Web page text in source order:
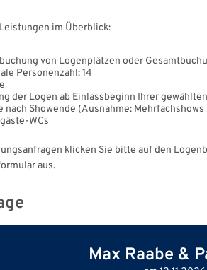
im Überblick:
von Logenplätzen oder
Personenzahl: 14
der Logen ab Einlassbeginn Ihrer
nach Showende (Ausnahme: Mehrfachshows
WCs
klicken Sie bitte auf den
aus.
Max Raabe &